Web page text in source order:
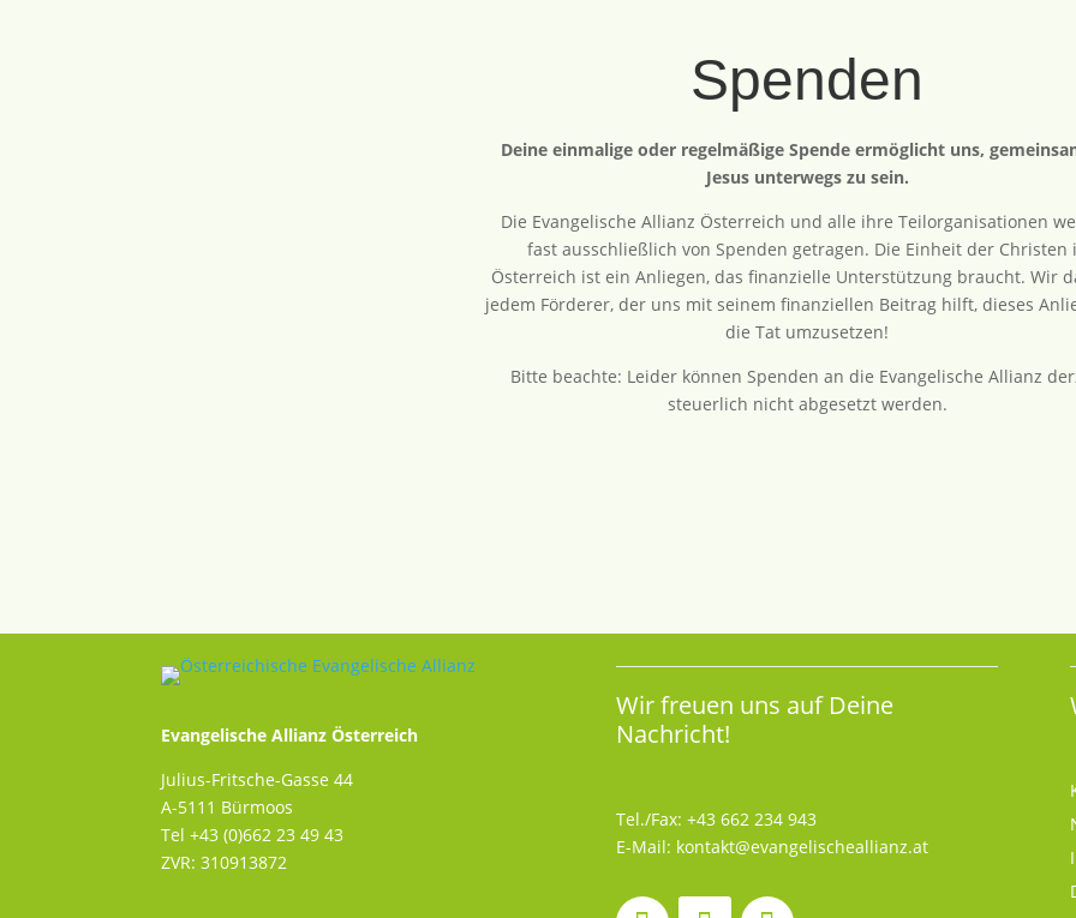
Spenden
Deine einmalige oder regelmäßige Spende ermöglicht uns,
Jesus unterwegs zu sein.
Die Evangelische Allianz Österreich und alle ihre Teilorganisationen
fast ausschließlich von Spenden getragen. Die Einheit der Christen
Österreich ist ein Anliegen, das finanzielle Unterstützung braucht. Wir
jedem Förderer, der uns mit seinem finanziellen Beitrag hilft, dieses
die Tat umzusetzen!
Bitte beachte: Leider können Spenden an die Evangelische Allianz
steuerlich nicht abgesetzt werden.
Evangelische Allianz Österreich
Julius-Fritsche-Gasse 44
A-5111 Bürmoos
Tel +43 (0)662 23 49 43
ZVR: 310913872
Wir freuen uns auf Deine
Nachricht!
Tel./Fax: +43 662 234 943
E-Mail: kontakt@evangelischeallianz.at